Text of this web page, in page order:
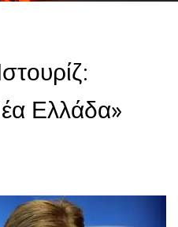
Ελλάδα»